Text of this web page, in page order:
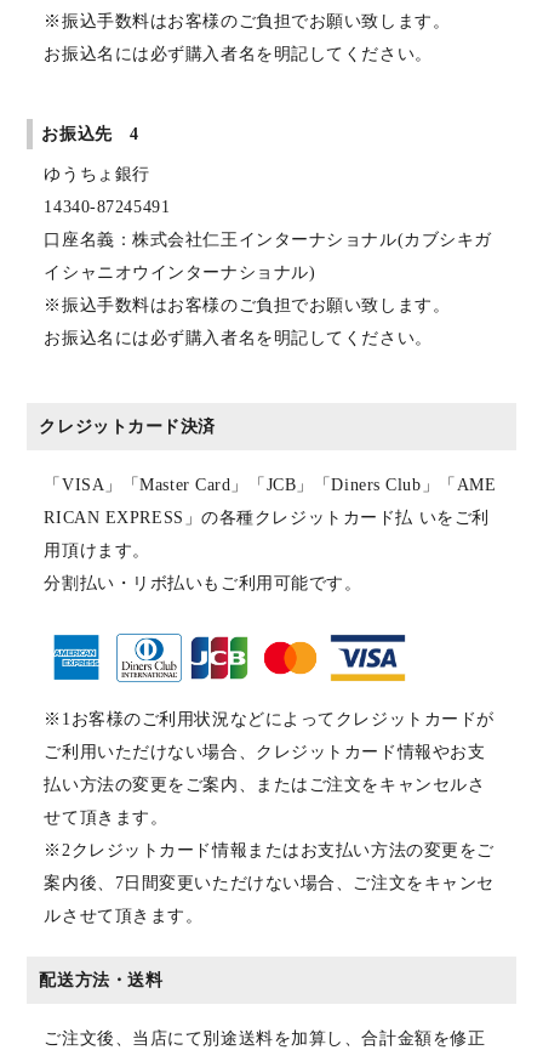
※振込手数料はお客様のご負担でお願い致します。
お振込名には必ず購入者名を明記してください。
お振込先 4
ゆうちょ銀行
14340-87245491
口座名義：株式会社仁王インターナショナル(カブシキガ
イシャニオウインターナショナル)
※振込手数料はお客様のご負担でお願い致します。
お振込名には必ず購入者名を明記してください。
クレジットカード決済
「VISA」「Master Card」「JCB」「Diners Club」「AME
RICAN EXPRESS」の各種クレジットカード払 いをご利
用頂けます。
分割払い・リボ払いもご利用可能です。
※1お客様のご利用状況などによってクレジットカードが
ご利用いただけない場合、クレジットカード情報やお支
払い方法の変更をご案内、またはご注文をキャンセルさ
せて頂きます。
※2クレジットカード情報またはお支払い方法の変更をご
案内後、7日間変更いただけない場合、ご注文をキャンセ
ルさせて頂きます。
配送方法・送料
ご注文後、当店にて別途送料を加算し、合計金額を修正